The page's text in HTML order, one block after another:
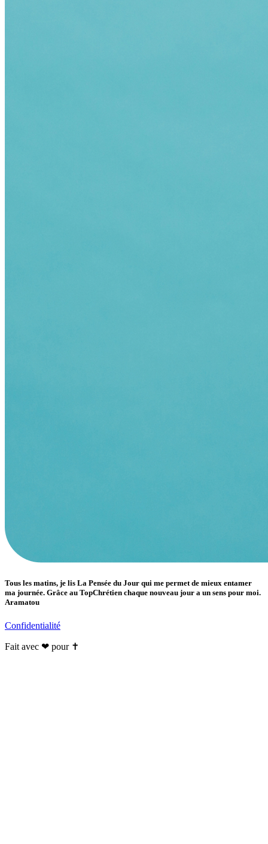
Tous les matins, je lis La Pensée du Jour qui me permet de mieux entamer
ma journée. Grâce au TopChrétien chaque nouveau jour a un sens pour moi.
Aramatou
Confidentialité
Fait avec ❤ pour ✝️️